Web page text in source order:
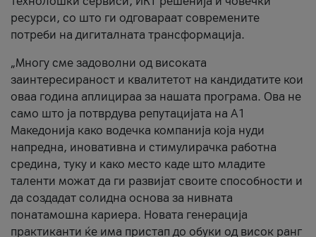
ресурси, со што ги одговараат современите
потреби на дигиталната трансформација.
„Многу сме задоволни од високата
заинтересираност и квалитетот на кандидатите кои
оваа година аплицираа за нашата програма. Ова не
само што ја потврдува репутацијата на А1
Македонија како водечка компанија која нуди
напредна, иновативна и стимулирачка работна
средина, туку и како место каде што младите
таленти можат да ги развијат своите способности и
да создадат солидна основа за нивната
понатамошна кариера. Новата генерација
практиканти ќе има пристап до обуки од висок ранг